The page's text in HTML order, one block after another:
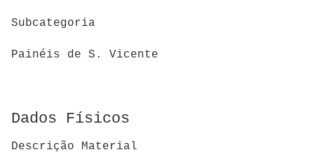
Subcategoria
Painéis de S. Vicente
Dados Físicos
Descrição Material